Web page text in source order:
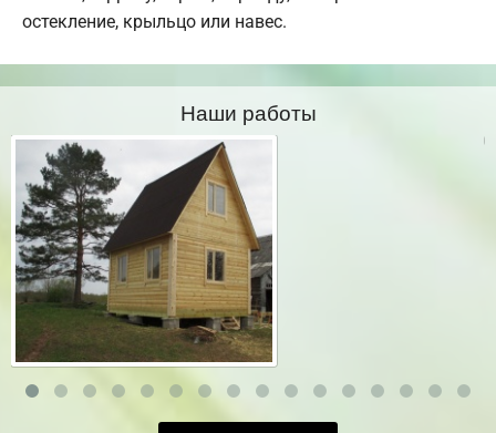
остекление, крыльцо или навес.
Наши работы